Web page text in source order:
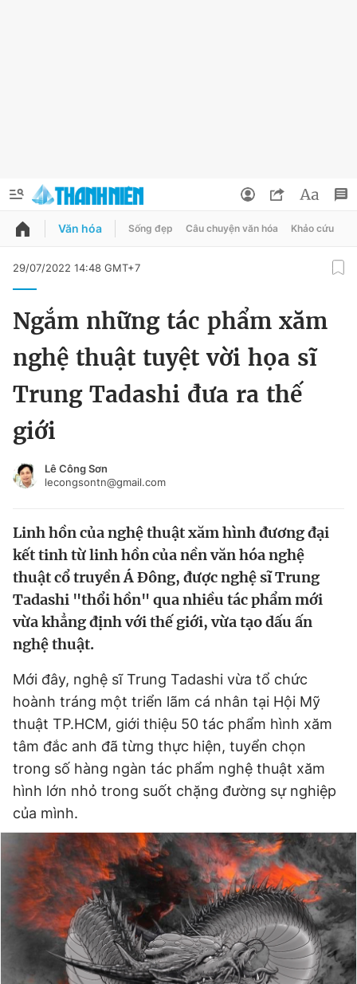
QUẢNG CÁO
Chuyên mục
Chào ngày mới
Tin thị trường
Sản phẩm khác
Tiện ích Bạn cần biết
Thông tin tòa soạn
Đọc Thanh Niên trên điện thoại
Theo dõi báo trên
Hotline
0906 645 777
Liên hệ quảng cáo
0908 780 404
Đặt báo Quảng cáo RSS Tòa soạn Chính sách bảo
Đổi mật khẩu
Tin đã lưu
Tin đã xem
Đăng xuất
Văn hóa Sống đẹp Câu chuyện văn hóa Khảo cứu
29/07/2022 14:48 GMT+7
Ngắm những tác phẩm xăm
nghệ thuật tuyệt vời họa sĩ
Trung Tadashi đưa ra thế
giới
Lê Công Sơn
lecongsontn@gmail.com
Linh hồn của nghệ thuật xăm hình đương đại
kết tinh từ linh hồn của nền văn hóa nghệ
thuật cổ truyền Á Đông, được nghệ sĩ Trung
Tadashi "thổi hồn" qua nhiều tác phẩm mới
vừa khẳng định với thế giới, vừa tạo dấu ấn
nghệ thuật.
Mới đây, nghệ sĩ Trung Tadashi vừa tổ chức
hoành tráng một triển lãm cá nhân tại Hội Mỹ
thuật TP.HCM, giới thiệu 50 tác phẩm hình xăm
tâm đắc anh đã từng thực hiện, tuyển chọn
trong số hàng ngàn tác phẩm nghệ thuật xăm
hình lớn nhỏ trong suốt chặng đường sự nghiệp
của mình.